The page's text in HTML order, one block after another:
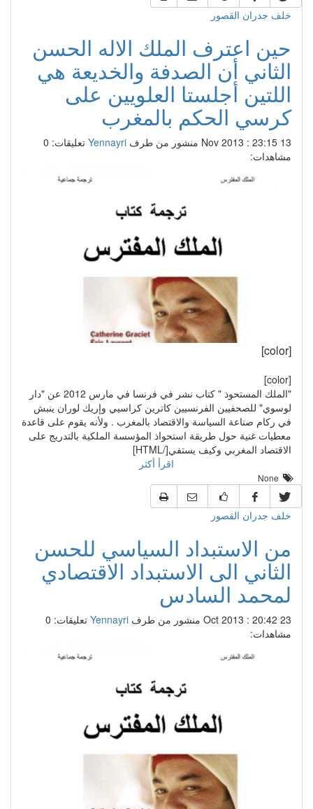
خلف جدران القصور
حين اعترف الملك الاله الحسن
الثاني أن الصدفة والخديعة هي
اللتين أجلستا العلويين على
كرسي الحكم بالمغرب
منشور من طرفYennayri تعليقات: 0
مشاهدات:
"الملك المستحوذ " كتاب نشر في فرنسا في مارس 2012 عن "دار
لوسوي" للصحفيين الفرنسيين كاترين كراسيي وإريك لوران ينبش
في ركام صناعة السياسة والاقتصاد بالمغرب . ولأنه يقوم على قاعدة
معطيات غنية حول طريقة استحواذ المؤسسة الملكية بالتدريج على
الاقتصاد المغربي وكيف يستفي[/HTML]
اقرأ أكثر
None
خلف جدران القصور
من الاستبداد السياسي للحسن
الثاني الى الاستبداد الاقتصادي
لمحمد السادس
منشور من طرفYennayri تعليقات: 0
مشاهدات: